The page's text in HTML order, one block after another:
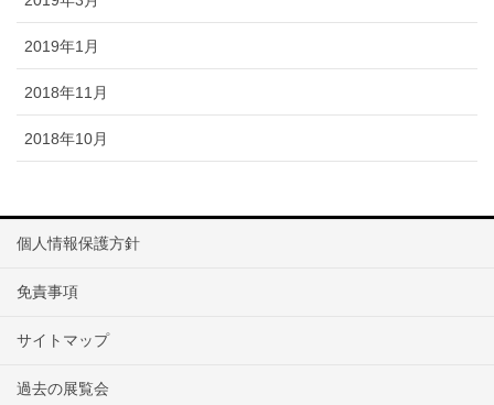
2019年1月
2018年11月
2018年10月
個人情報保護方針
免責事項
サイトマップ
過去の展覧会